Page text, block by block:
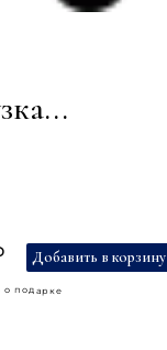
о подарке
Добавить в корзину